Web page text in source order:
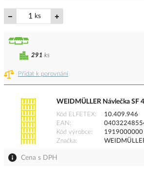
ks
Přidat k porovnání
291 ks
WEIDMÜLLER Návlečka SF
Kód ELFETEX
10.409.946
EAN
Kód výrobce
1919000000
Značka
Cena s DPH